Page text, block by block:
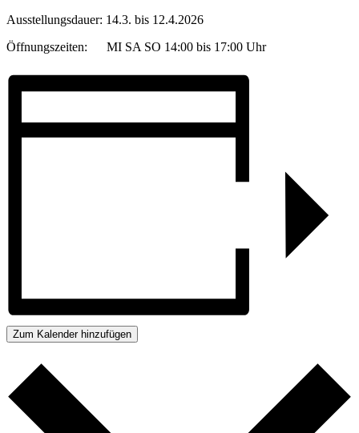
Ausstellungsdauer: 14.3. bis 12.4.2026
Öffnungszeiten: MI SA SO 14:00 bis 17:00 Uhr
Zum Kalender hinzufügen